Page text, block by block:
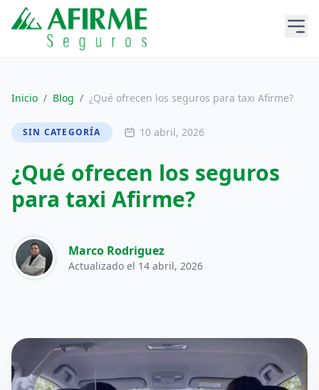
Inicio / Blog / ¿Qué ofrecen los seguros para taxi Afirme?
SIN CATEGORÍA 10 abril, 2026
¿Qué ofrecen los seguros
para taxi Afirme?
Marco Rodriguez
Actualizado el 14 abril, 2026